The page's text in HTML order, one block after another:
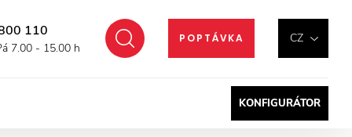
CZ
POPTÁVKA
Hledat
110
7.00 - 15.00 h
KONFIGURÁTOR